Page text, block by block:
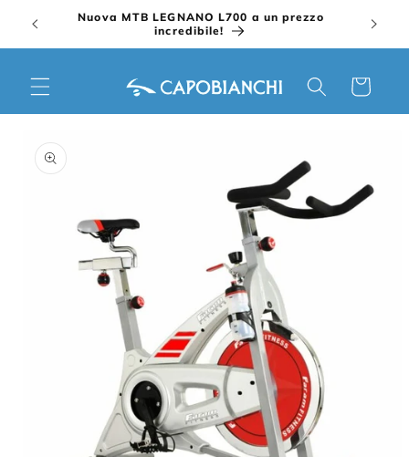
direttamenteNuova MTB LEGNANO L700 a un prezzo
incredibile!
Carrello
informazioni
sul prodotto